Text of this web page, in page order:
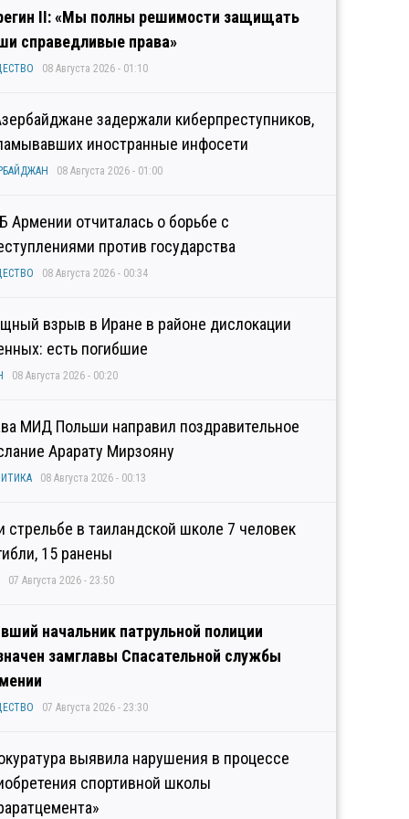
II: «Мы полны решимости защищать
справедливые права»
08 Августа 2026 - 01:10
задержали киберпреступников,
иностранные инфосети
08 Августа 2026 - 01:00
Армении отчиталась о борьбе с
против государства
08 Августа 2026 - 00:34
взрыв в Иране в районе дислокации
есть погибшие
08 Августа 2026 - 00:20
МИД Польши направил поздравительное
Арарату Мирзояну
08 Августа 2026 - 00:13
стрельбе в таиландской школе 7 человек
15 ранены
07 Августа 2026 - 23:50
начальник патрульной полиции
замглавы Спасательной службы
07 Августа 2026 - 23:30
выявила нарушения в процессе
спортивной школы